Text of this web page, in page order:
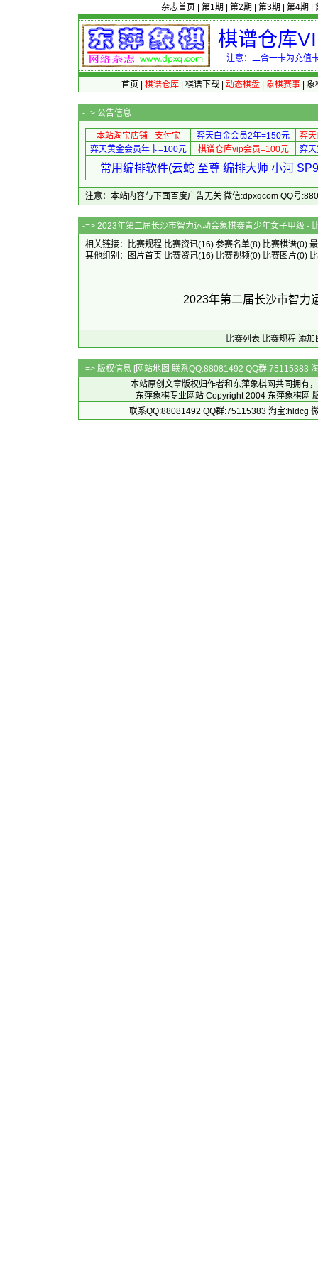
杂志首页 第1期 第2期 第3期 第4期
棋谱仓库
注意：二合一卡为充值
首页 棋谱仓库| 棋谱下载| 动态棋盘| 象棋赛事| 象
-=> 公告信息
本站淘宝店铺 - 支付宝 弈天白金会员2年=150元
弈
弈天黄金会员年卡=100元
棋谱仓库vip会员=100元 弈
常用编排软件(云蛇 至尊 编排大师 小河
注意：本站内容与下面百度广告无关 微信:dpxqcom QQ号
-=> 2023年第二届长沙市智力运动会象
相关链接：
比赛规程 比赛资讯(16) 参赛名单(8) 比赛棋谱(0)
其他组别： 图片首页 比赛资讯(16) 比赛视频(0) 比赛图片(0)
2023年第二届长沙市智力
比赛列表 比赛规程 添加
-=> 版权信息 [网站地图 联系QQ:88081492 QQ群:75115383
本站原创文章版权归作者和 东萍象棋网共同拥有
东萍象棋专业网站 Copyright 2004 东萍象棋网
联系QQ:88081492 QQ群:75115383 淘宝:hldcg